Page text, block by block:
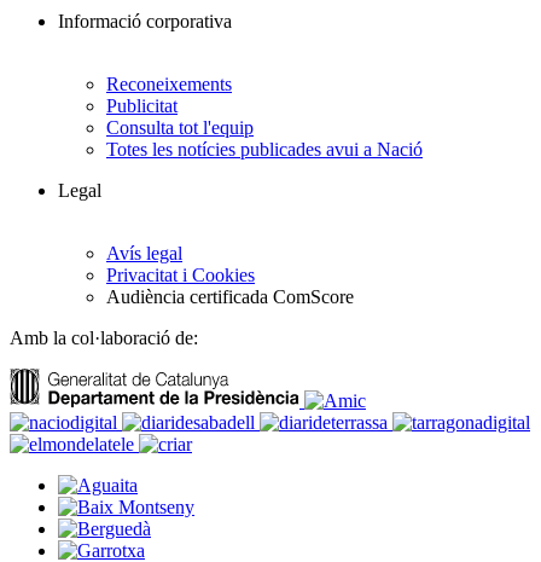
Informació corporativa
Reconeixements
Publicitat
Consulta tot l'equip
Totes les notícies publicades avui a Nació
Legal
Avís legal
Privacitat i Cookies
Audiència certificada ComScore
Amb la col·laboració de: